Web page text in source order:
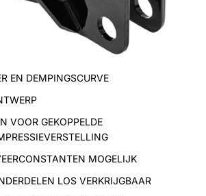
EN DEMPINGSCURVE
VOOR GEKOPPELDE
MOGELIJK
LOS VERKRIJGBAAR